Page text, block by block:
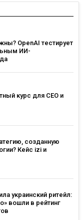
OpenAI тестирует
ИИ-
курс для CEO и
созданную
Кейс izi и
украинский ритейл:
вошли в рейтинг